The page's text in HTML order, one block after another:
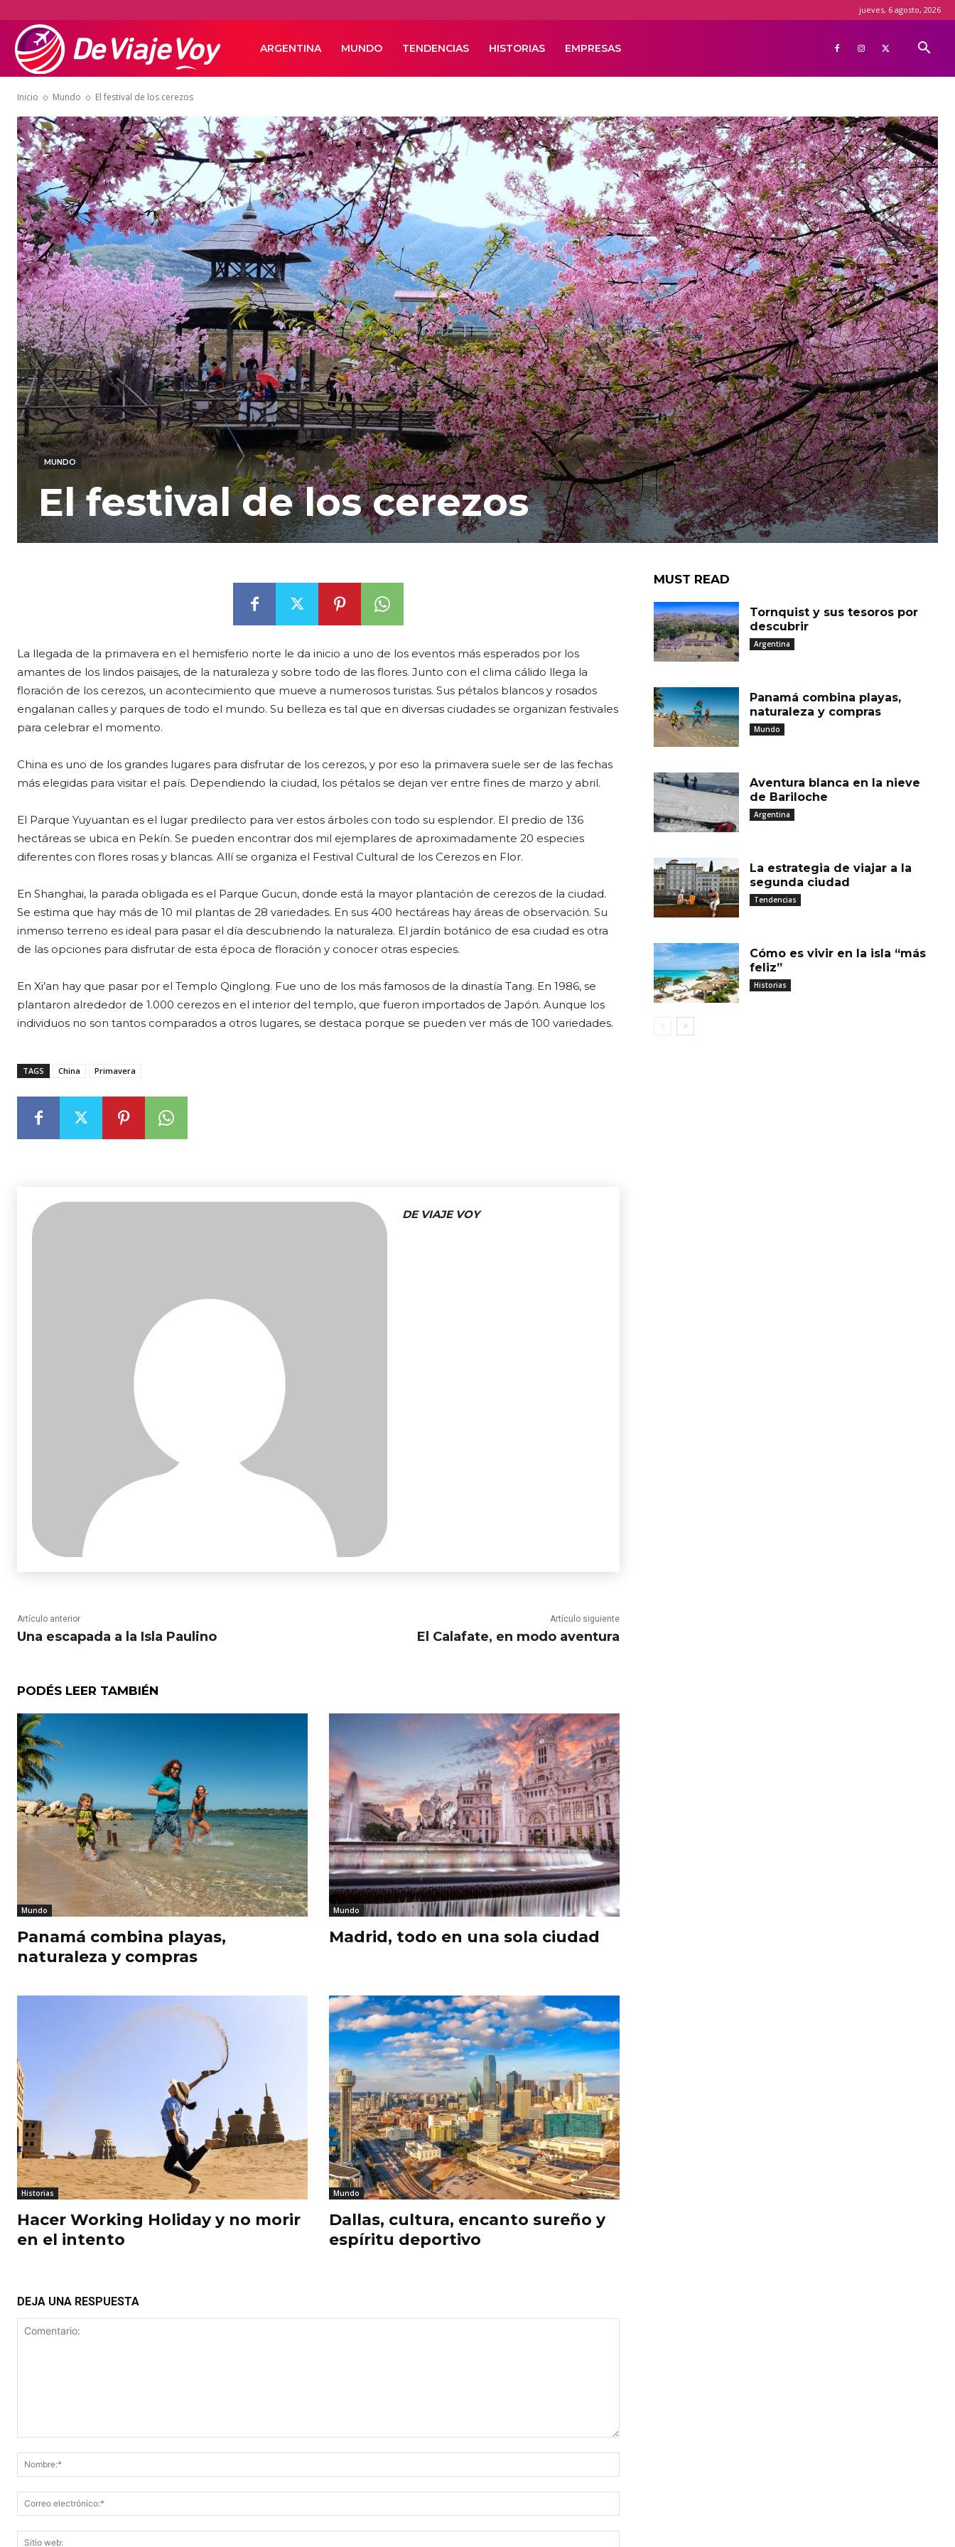
jueves, 6 agosto, 2026
De
Voy
ARGENTINA MUNDO TENDENCIAS HISTORIAS EMPRESAS
Inicio Mundo El festival de los cerezos
MUNDO
El festival de los cerezos
La llegada de la primavera en el hemisferio norte le da inicio a uno de los eventos más esperados por los
amantes de los lindos paisajes, de la naturaleza y sobre todo de las flores. Junto con el clima cálido llega la
floración de los cerezos, un acontecimiento que mueve a numerosos turistas. Sus pétalos blancos y rosados
engalanan calles y parques de todo el mundo. Su belleza es tal que en diversas ciudades se organizan festivales
para celebrar el momento.
China es uno de los grandes lugares para disfrutar de los cerezos, y por eso la primavera suele ser de las fechas
más elegidas para visitar el país. Dependiendo la ciudad, los pétalos se dejan ver entre fines de marzo y abril.
El Parque Yuyuantan es el lugar predilecto para ver estos árboles con todo su esplendor. El predio de 136
hectáreas se ubica en Pekín. Se pueden encontrar dos mil ejemplares de aproximadamente 20 especies
diferentes con flores rosas y blancas. Allí se organiza el Festival Cultural de los Cerezos en Flor.
En Shanghai, la parada obligada es el Parque Gucun, donde está la mayor plantación de cerezos de la ciudad.
Se estima que hay más de 10 mil plantas de 28 variedades. En sus 400 hectáreas hay áreas de observación. Su
inmenso terreno es ideal para pasar el día descubriendo la naturaleza. El jardín botánico de esa ciudad es otra
de las opciones para disfrutar de esta época de floración y conocer otras especies.
En Xi’an hay que pasar por el Templo Qinglong. Fue uno de los más famosos de la dinastía Tang. En 1986, se
plantaron alrededor de 1.000 cerezos en el interior del templo, que fueron importados de Japón. Aunque los
individuos no son tantos comparados a otros lugares, se destaca porque se pueden ver más de 100 variedades.
TAGS China Primavera
DE VIAJE VOY
Artículo anterior
Una escapada a la Isla Paulino
Artículo siguiente
El Calafate, en modo aventura
PODÉS LEER TAMBIÉN
Mundo
Panamá combina playas,
naturaleza y compras
Mundo
Madrid, todo en una sola ciudad
Historias
Hacer Working Holiday y no morir
en el intento
Mundo
Dallas, cultura, encanto sureño y
espíritu deportivo
DEJA UNA RESPUESTA
electrónico:*
MUST READ
Tornquist y sus tesoros por
descubrir
Argentina
Panamá combina playas,
naturaleza y compras
Mundo
Aventura blanca en la nieve
de Bariloche
Argentina
La estrategia de viajar a la
segunda ciudad
Tendencias
Cómo es vivir en la isla “más
feliz”
Historias